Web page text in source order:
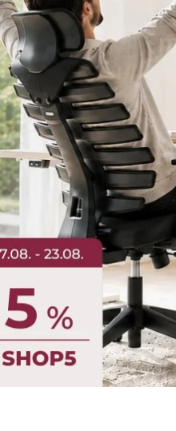
5
2 von 5
Folie laden 3 von 5
Folie laden 4 von 5
Folie laden 5